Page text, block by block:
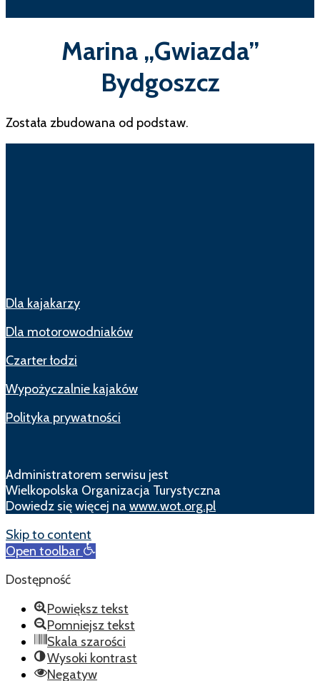
Marina „Gwiazda”
Bydgoszcz
Została zbudowana od podstaw.
Dla kajakarzy
Dla motorowodniaków
Czarter łodzi
Wypożyczalnie kajaków
Polityka prywatności
Administratorem serwisu jest
Wielkopolska Organizacja Turystyczna
Dowiedz się więcej na www.wot.org.pl
Skip to content
Open toolbar
Dostępność
Powiększ tekst
Pomniejsz tekst
Skala szarości
Wysoki kontrast
Negatyw